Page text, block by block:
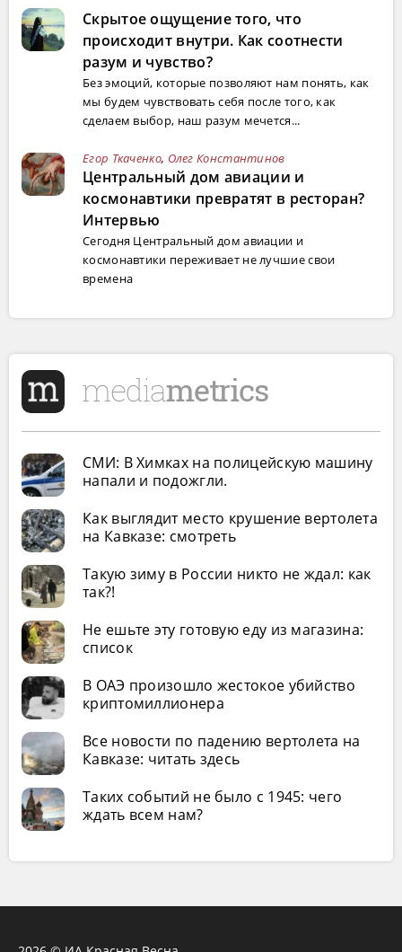
Скрытое ощущение того, что
происходит внутри. Как соотнести
разум и чувство?
Без эмоций, которые позволяют нам понять, как
мы будем чувствовать себя после того, как
сделаем выбор, наш разум мечется...
Егор Ткаченко, Олег Константинов
Центральный дом авиации и
космонавтики превратят в ресторан?
Интервью
Сегодня Центральный дом авиации и
космонавтики переживает не лучшие свои
времена
СМИ: В Химках на полицейскую машину
напали и подожгли.
Как выглядит место крушение вертолета
на Кавказе: смотреть
Такую зиму в России никто не ждал: как
так?!
Не ешьте эту готовую еду из магазина:
список
В ОАЭ произошло жестокое убийство
криптомиллионера
Все новости по падению вертолета на
Кавказе: читать здесь
Таких событий не было с 1945: чего
ждать всем нам?